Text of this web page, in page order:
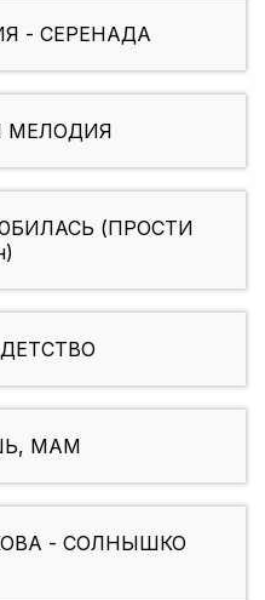
- СЕРЕНАДА
МЕЛОДИЯ
(ПРОСТИ
МАМ
- СОЛНЫШКО